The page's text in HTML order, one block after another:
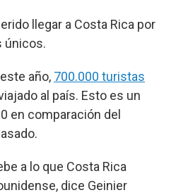
llegar a Costa Rica por
únicos.
año, 700.000 turistas
al país. Esto es un
en comparación del
a lo que Costa Rica
dice Geinier